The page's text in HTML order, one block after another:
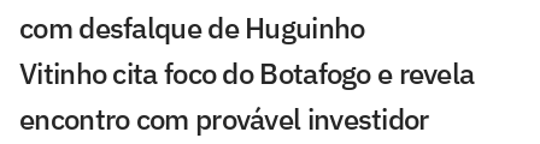
com desfalque de Huguinho
Vitinho cita foco do Botafogo e revela
encontro com provável investidor